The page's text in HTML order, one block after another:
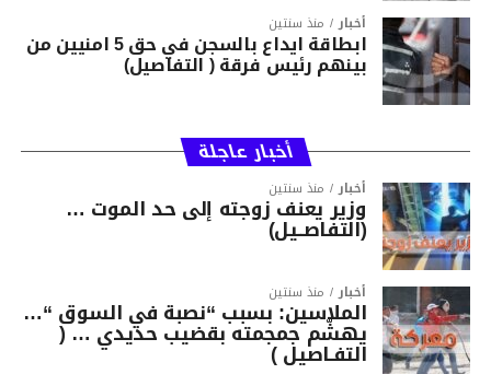
أخبار منذ سنتين
ابطاقة ايداع بالسجن في حق 5 امنيين من
بينهم رئيس فرقة ( التفاصيل)
أخبار عاجلة
أخبار منذ سنتين
وزير يعنف زوجته إلى حد الموت …
(التفاصــيل)
أخبار منذ سنتين
الملاسين: بسبب “نصبة في السوق “…
يهشّم جمجمته بقضيب حديدي … (
التفـاصيل )